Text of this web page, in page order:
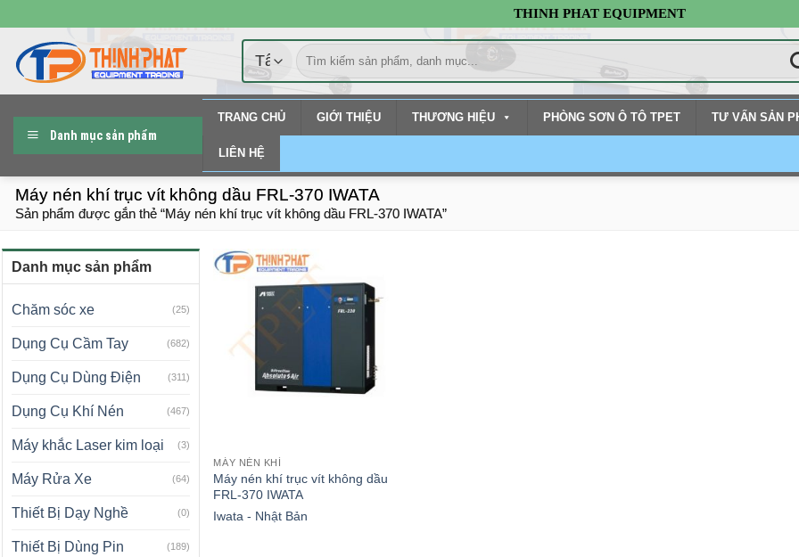
đến
nội
dung
THINH PHAT EQUIPMENT
Tìm
kiếm:
Danh mục sản phẩm
TRANG CHỦ GIỚI THIỆU THƯƠNG HIỆU PHÒNG SƠN Ô TÔ TPET TƯ VẤN SẢN
LIÊN HỆ
Máy nén khí trục vít không dầu FRL-370 IWATA
Sản phẩm được gắn thẻ “Máy nén khí trục vít không dầu FRL-370 IWATA”
Danh mục sản phẩm
Chăm sóc xe (25)
Dụng Cụ Cầm Tay (682)
Dụng Cụ Dùng Điện (311)
Dụng Cụ Khí Nén (467)
Máy khắc Laser kim loại (3)
Máy Rửa Xe (64)
Thiết Bị Dạy Nghề (0)
Thiết Bị Dùng Pin (189)
MÁY NÉN KHÍ
Máy nén khí trục vít không dầu
FRL-370 IWATA
Iwata - Nhật Bản